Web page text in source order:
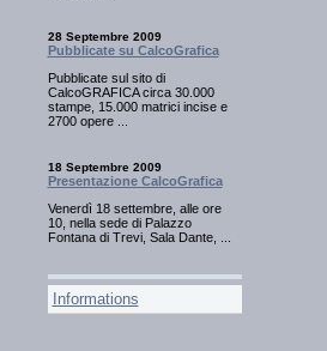
28 Septembre 2009
Pubblicate su CalcoGrafica
Pubblicate sul sito di
CalcoGRAFICA circa 30.000
stampe, 15.000 matrici incise e
2700 opere ...
18 Septembre 2009
Presentazione CalcoGrafica
Venerdì 18 settembre, alle ore
10, nella sede di Palazzo
Fontana di Trevi, Sala Dante, ...
Informations